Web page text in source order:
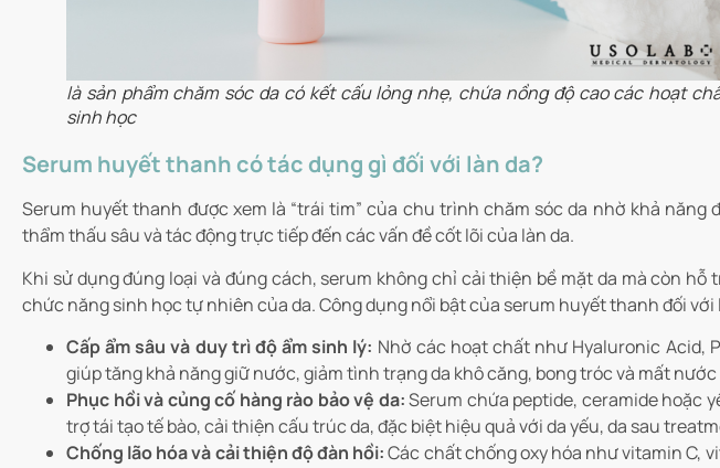
là sản phẩm chăm sóc da có kết cấu lỏng nhẹ, chứa nồng độ cao các hoạt
sinh học
Serum huyết thanh có tác dụng gì đối với làn da?
Serum huyết thanh được xem là “trái tim” của chu trình chăm sóc da nhờ khả năng
thẩm thấu sâu và tác động trực tiếp đến các vấn đề cốt lõi của làn da.
Khi sử dụng đúng loại và đúng cách, serum không chỉ cải thiện bề mặt da mà còn hỗ
chức năng sinh học tự nhiên của da. Công dụng nổi bật của serum huyết thanh đối với
Cấp ẩm sâu và duy trì độ ẩm sinh lý: Nhờ các hoạt chất như Hyaluronic Acid,
giúp tăng khả năng giữ nước, giảm tình trạng da khô căng, bong tróc và mất nước
Phục hồi và củng cố hàng rào bảo vệ da:Serum chứa peptide, ceramide hoặc
trợ tái tạo tế bào, cải thiện cấu trúc da, đặc biệt hiệu quả với da yếu, da sau
Chống lão hóa và cải thiện độ đàn hồi:Các chất chống oxy hóa như vitamin C,